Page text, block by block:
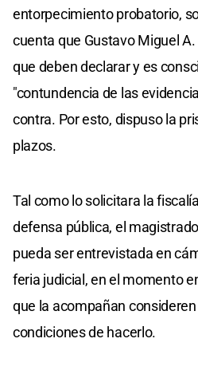
entorpecimiento probatorio,
cuenta que Gustavo Miguel
que deben declarar y es
"contundencia de las
contra. Por esto, dispuso la
plazos.
Tal como lo solicitara la
defensa pública, el
pueda ser entrevistada en
feria judicial, en el momento
que la acompañan
condiciones de hacerlo.